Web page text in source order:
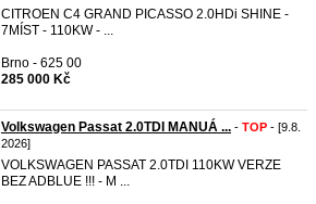
CITROEN C4 GRAND PICASSO 2.0HDi SHINE -
7MÍST - 110KW - ...
Brno - 625 00
285 000 Kč
Volkswagen Passat 2.0TDI MANUÁ ... - TOP - [9.8.
2026]
VOLKSWAGEN PASSAT 2.0TDI 110KW VERZE
BEZ ADBLUE !!! - M ...